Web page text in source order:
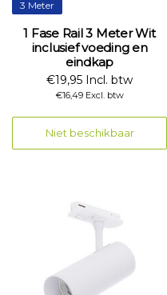
3 Meter
1 Fase Rail 3 Meter Wit
inclusief voeding en
eindkap
€19,95 Incl. btw
€16,49 Excl. btw
Niet beschikbaar